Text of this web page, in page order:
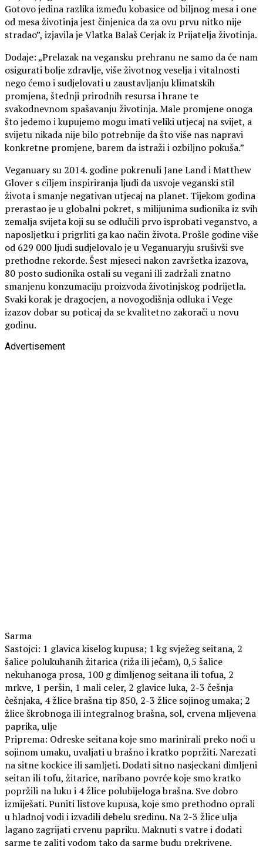
Gotovo jedina razlika između kobasice od biljnog mesa i one
od mesa životinja jest činjenica da za ovu prvu nitko nije
stradao”, izjavila je Vlatka Balaš Cerjak iz Prijatelja životinja.
Dodaje: „Prelazak na vegansku prehranu ne samo da će nam
osigurati bolje zdravlje, više životnog veselja i vitalnosti
nego ćemo i sudjelovati u zaustavljanju klimatskih
promjena, štednji prirodnih resursa i hrane te
svakodnevnom spašavanju životinja. Male promjene onoga
što jedemo i kupujemo mogu imati veliki utjecaj na svijet, a
svijetu nikada nije bilo potrebnije da što više nas napravi
konkretne promjene, barem da istraži i ozbiljno pokuša.”
Veganuary su 2014. godine pokrenuli Jane Land i Matthew
Glover s ciljem inspiriranja ljudi da usvoje veganski stil
života i smanje negativan utjecaj na planet. Tijekom godina
prerastao je u globalni pokret, s milijunima sudionika iz svih
zemalja svijeta koji su se odlučili prvo isprobati veganstvo, a
naposljetku i prigrliti ga kao način života. Prošle godine više
od 629 000 ljudi sudjelovalo je u Veganuaryju srušivši sve
prethodne rekorde. Šest mjeseci nakon završetka izazova,
80 posto sudionika ostali su vegani ili zadržali znatno
smanjenu konzumaciju proizvoda životinjskog podrijetla.
Svaki korak je dragocjen, a novogodišnja odluka i Vege
izazov dobar su poticaj da se kvalitetno zakorači u novu
godinu.
Advertisement
Sarma
Sastojci: 1 glavica kiselog kupusa; 1 kg svježeg seitana, 2
šalice polukuhanih žitarica (riža ili ječam), 0,5 šalice
nekuhanoga prosa, 100 g dimljenog seitana ili tofua, 2
mrkve, 1 peršin, 1 mali celer, 2 glavice luka, 2-3 češnja
češnjaka, 4 žlice brašna tip 850, 2-3 žlice sojinog umaka; 2
žlice škrobnoga ili integralnog brašna, sol, crvena mljevena
paprika, ulje
Priprema: Odreske seitana koje smo marinirali preko noći u
sojinom umaku, uvaljati u brašno i kratko popržiti. Narezati
na sitne kockice ili samljeti. Dodati sitno nasjeckani dimljeni
seitan ili tofu, žitarice, naribano povrće koje smo kratko
popržili na luku i 4 žlice polubijeloga brašna. Sve dobro
izmiješati. Puniti listove kupusa, koje smo prethodno oprali
u hladnoj vodi i izvadili debelu sredinu. Na 2-3 žlice ulja
lagano zagrijati crvenu papriku. Maknuti s vatre i dodati
sarme te zaliti vodom tako da sarme budu prekrivene.